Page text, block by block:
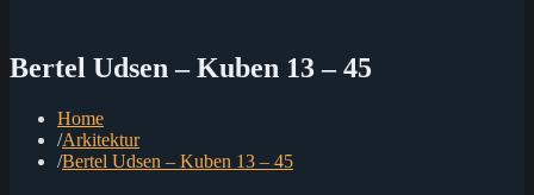
Bertel Udsen – Kuben 13 – 45
Home
Arkitektur
Bertel Udsen – Kuben 13 – 45